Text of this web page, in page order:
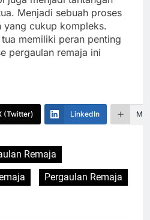
Menjadi sebuah proses
yang cukup kompleks.
memiliki peran penting
pergaulan remaja ini
(Twitter) LinkedIn
Remaja
Pergaulan Remaja